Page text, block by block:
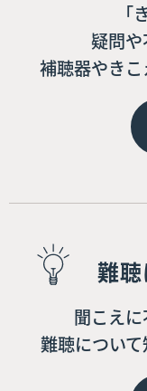
疑問や
補聴器やきこ
難
聞こえ
難聴について